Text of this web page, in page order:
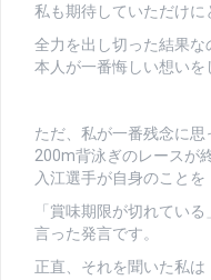
私も期待していただけに
全力を出し切った結果な
本人が一番悔しい想いを
ただ、私が一番残念に思
200m背泳ぎのレースが
入江選手が自身のことを
「賞味期限が切れている
言った発言です。
正直、それを聞いた私は